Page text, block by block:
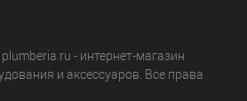
- интернет-магазин
и аксессуаров. Все права